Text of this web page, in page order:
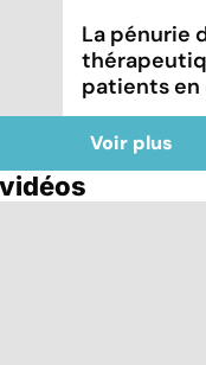
La pénurie
patients
Voir plus